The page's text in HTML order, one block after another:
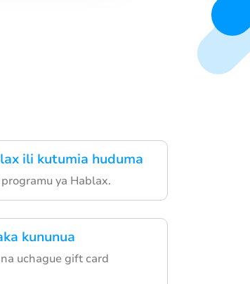
ili kutumia huduma
ya Hablax.
kununua
uchague gift card